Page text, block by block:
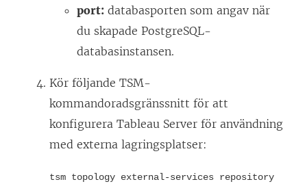
port: databasporten som angav när
du skapade PostgreSQL-
databasinstansen.
Kör följande TSM-
kommandoradsgränssnitt för att
konfigurera Tableau Server för användning
med externa lagringsplatser:
tsm topology external-services repository